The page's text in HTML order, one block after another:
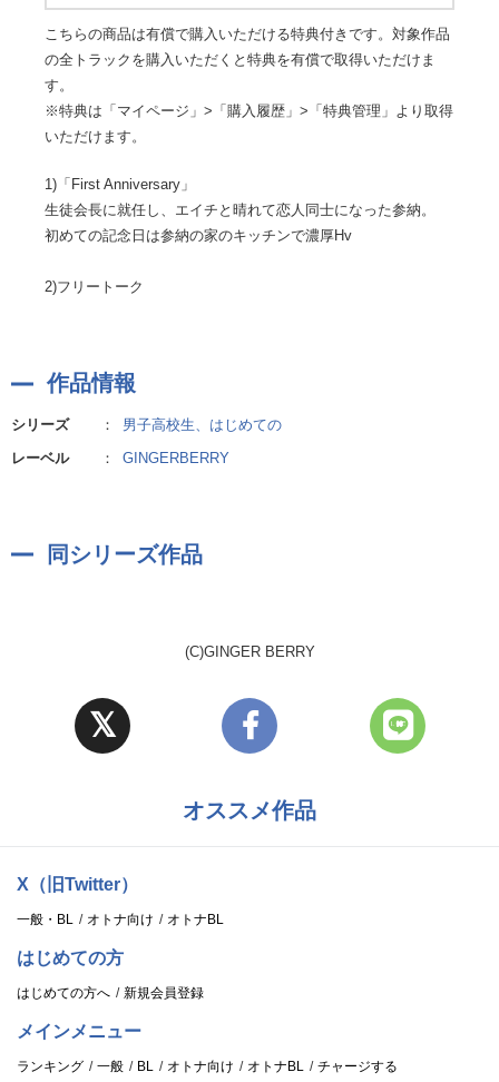
こちらの商品は有償で購入いただける特典付きです。対象作品
の全トラックを購入いただくと特典を有償で取得いただけま
す。
※特典は「マイページ」>「購入履歴」>「特典管理」より取得
いただけます。
1)「First Anniversary」
生徒会長に就任し、エイチと晴れて恋人同士になった参納。
初めての記念日は参納の家のキッチンで濃厚Hv
2)フリートーク
作品情報
シリーズ ：
男子高校生、はじめての
レーベル
： GINGERBERRY
同シリーズ作品
(C)GINGER BERRY
オススメ作品
X（旧Twitter）
一般・BL オトナ向け オトナBL
はじめての方
はじめての方へ 新規会員登録
メインメニュー
ランキング 一般 BL オトナ向け オトナBL チャージする